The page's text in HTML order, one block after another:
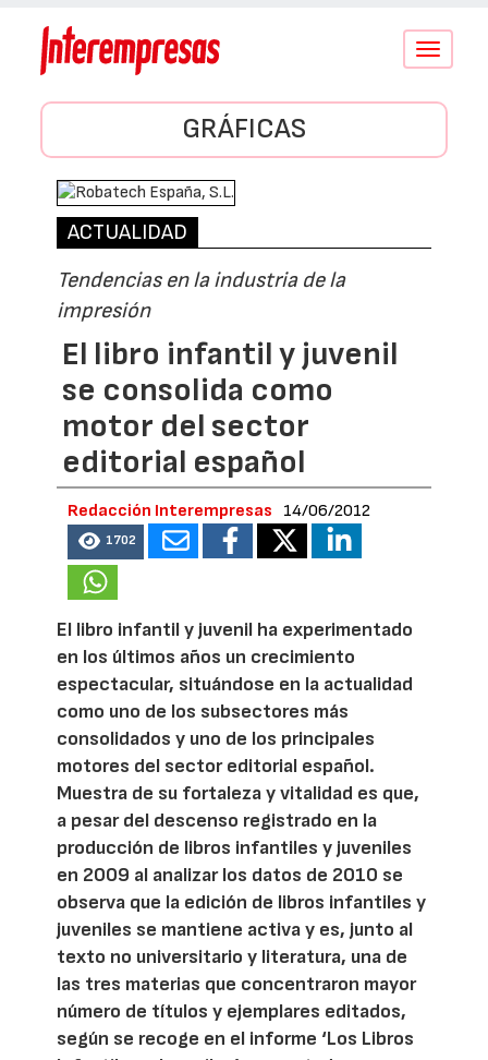
Conmutar
GRÁFICAS
ACTUALIDAD
Tendencias en la industria de la
impresión
El libro infantil y juvenil
se consolida como
motor del sector
editorial español
Redacción Interempresas 14/06/2012
1702
El libro infantil y juvenil ha experimentado
en los últimos años un crecimiento
espectacular, situándose en la actualidad
como uno de los subsectores más
consolidados y uno de los principales
motores del sector editorial español.
Muestra de su fortaleza y vitalidad es que,
a pesar del descenso registrado en la
producción de libros infantiles y juveniles
en 2009 al analizar los datos de 2010 se
observa que la edición de libros infantiles y
juveniles se mantiene activa y es, junto al
texto no universitario y literatura, una de
las tres materias que concentraron mayor
número de títulos y ejemplares editados,
según se recoge en el informe ‘Los Libros